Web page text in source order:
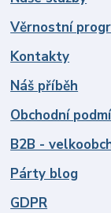
Věrnostní
Kontakty
Náš příběh
Obchodní
B2B -
Párty blog
GDPR